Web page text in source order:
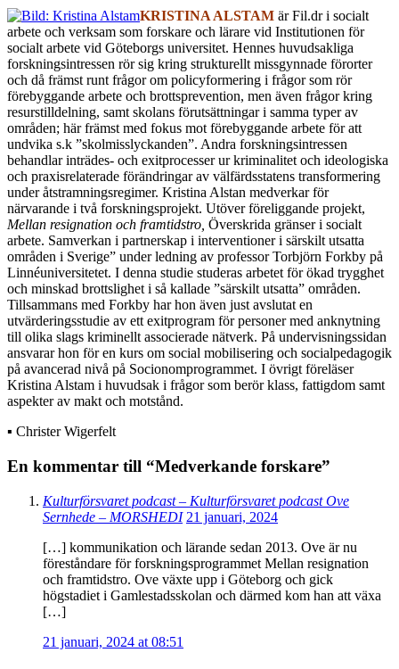
KRISTINA ALSTAM är Fil.dr i socialt
arbete och verksam som forskare och lärare vid Institutionen för
socialt arbete vid Göteborgs universitet. Hennes huvudsakliga
forskningsintressen rör sig kring strukturellt missgynnade förorter
och då främst runt frågor om policyformering i frågor som rör
förebyggande arbete och brottsprevention, men även frågor kring
resurstilldelning, samt skolans förutsättningar i samma typer av
områden; här främst med fokus mot förebyggande arbete för att
undvika s.k ”skolmisslyckanden”. Andra forskningsintressen
behandlar inträdes- och exitprocesser ur kriminalitet och ideologiska
och praxisrelaterade förändringar av välfärdsstatens transformering
under åtstramningsregimer. Kristina Alstan medverkar för
närvarande i två forskningsprojekt. Utöver föreliggande projekt,
Mellan resignation och framtidstro, Överskrida gränser i socialt
arbete. Samverkan i partnerskap i interventioner i särskilt utsatta
områden i Sverige” under ledning av professor Torbjörn Forkby på
Linnéuniversitetet. I denna studie studeras arbetet för ökad trygghet
och minskad brottslighet i så kallade ”särskilt utsatta” områden.
Tillsammans med Forkby har hon även just avslutat en
utvärderingsstudie av ett exitprogram för personer med anknytning
till olika slags kriminellt associerade nätverk. På undervisningssidan
ansvarar hon för en kurs om social mobilisering och socialpedagogik
på avancerad nivå på Socionomprogrammet. I övrigt föreläser
Kristina Alstam i huvudsak i frågor som berör klass, fattigdom samt
aspekter av makt och motstånd.
▪ Christer Wigerfelt
En kommentar till “Medverkande forskare”
Kulturförsvaret podcast – Kulturförsvaret podcast Ove
Sernhede – MORSHEDI 21 januari, 2024
[…] kommunikation och lärande sedan 2013. Ove är nu
föreståndare för forskningsprogrammet Mellan resignation
och framtidstro. Ove växte upp i Göteborg och gick
högstadiet i Gamlestadsskolan och därmed kom han att växa
[…]
21 januari, 2024 at 08:51